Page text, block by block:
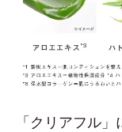
「クリアフル